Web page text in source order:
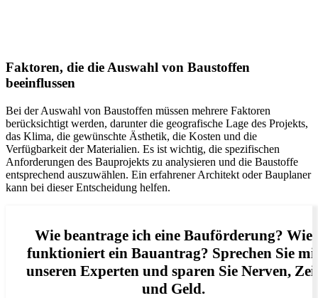
Faktoren, die die Auswahl von Baustoffen
beeinflussen
Bei der Auswahl von Baustoffen müssen mehrere Faktoren
berücksichtigt werden, darunter die geografische Lage des Projekts,
das Klima, die gewünschte Ästhetik, die Kosten und die
Verfügbarkeit der Materialien. Es ist wichtig, die spezifischen
Anforderungen des Bauprojekts zu analysieren und die Baustoffe
entsprechend auszuwählen. Ein erfahrener Architekt oder Bauplaner
kann bei dieser Entscheidung helfen.
Wie beantrage ich eine Bauförderung? Wie
funktioniert ein Bauantrag? Sprechen Sie
unseren Experten und sparen Sie Nerven,
und Geld.